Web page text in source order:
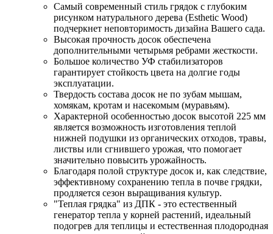
Самый современный стиль грядок с глубоким
рисунком натурального дерева (Esthetic Wood)
подчеркнет неповторимость дизайна Вашего сада.
Высокая прочность досок обеспечена
дополнительными четырьмя ребрами жесткости.
Большое количество УФ стабилизаторов
гарантирует стойкость цвета на долгие годы
эксплуатации.
Твердость состава досок не по зубам мышам,
хомякам, кротам и насекомым (муравьям).
Характерной особенностью досок высотой 225 мм
является возможность изготовления теплой
нижней подушки из органических отходов, травы,
листвы или сгнившего урожая, что помогает
значительно повысить урожайность.
Благодаря полой структуре досок и, как следствие,
эффективному сохранению тепла в почве грядки,
продляется сезон выращивания культур.
"Теплая грядка" из ДПК - это естественный
генератор тепла у корней растений, идеальный
подогрев для теплицы и естественная плодородная